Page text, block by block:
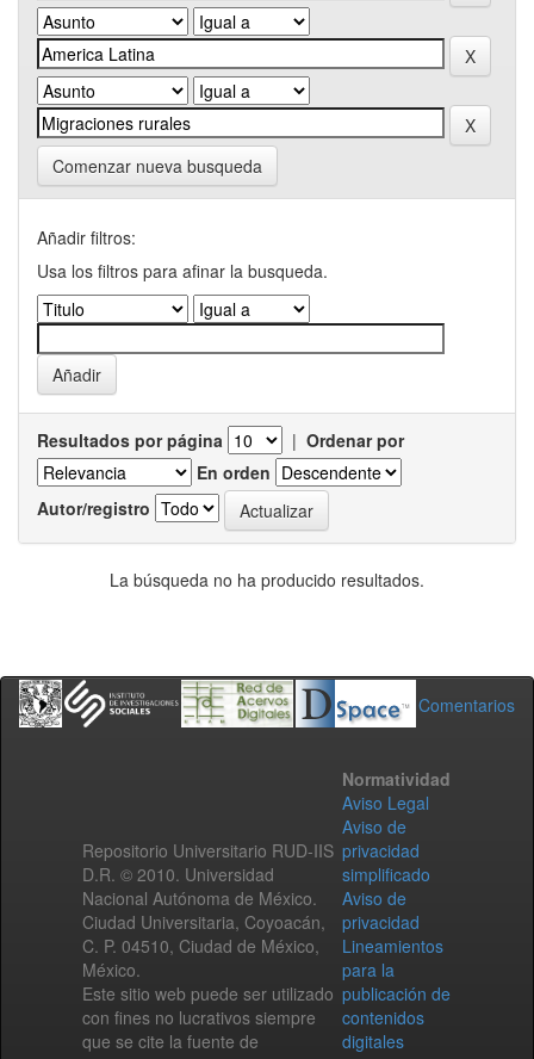
Comenzar nueva busqueda
Añadir filtros:
Usa los filtros para afinar la busqueda.
Resultados por página | Ordenar por
En orden
Autor/registro
La búsqueda no ha producido resultados.
Comentarios
Repositorio Universitario RUD-IIS
D.R. © 2010. Universidad
Nacional Autónoma de México.
Ciudad Universitaria, Coyoacán,
C. P. 04510, Ciudad de México,
México.
Este sitio web puede ser utilizado
con fines no lucrativos siempre
que se cite la fuente de
Normatividad
Aviso Legal
Aviso de
privacidad
simplificado
Aviso de
privacidad
Lineamientos
para la
publicación de
contenidos
digitales